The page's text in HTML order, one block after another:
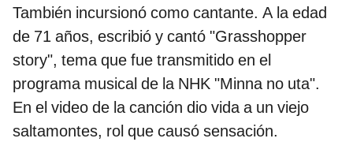
También incursionó como cantante. A la edad
de 71 años, escribió y cantó "Grasshopper
story", tema que fue transmitido en el
programa musical de la NHK "Minna no uta".
En el video de la canción dio vida a un viejo
saltamontes, rol que causó sensación.